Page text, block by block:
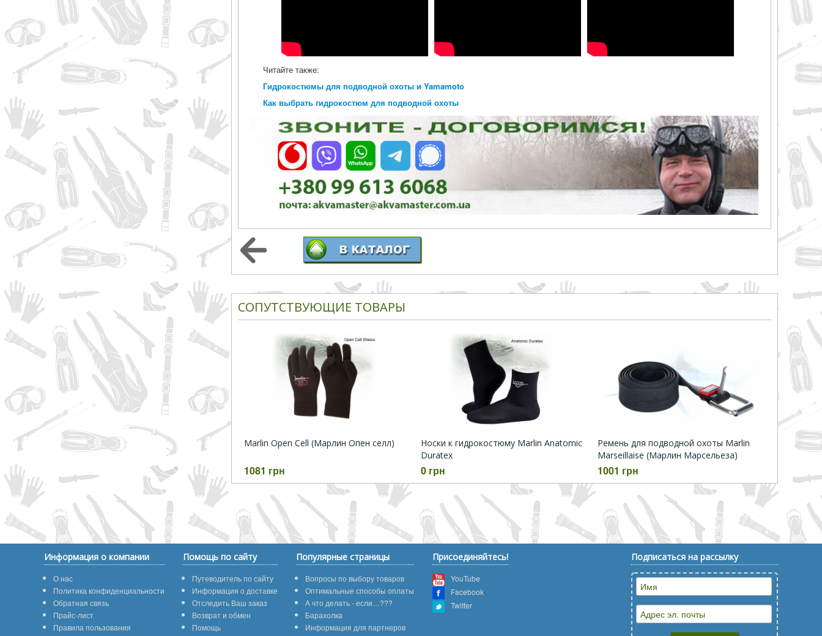
Читайте также:
Гидрокостюмы для подводной охоты и Yamamoto
Как выбрать гидрокостюм для подводной охоты
СОПУТСТВУЮЩИЕ ТОВАРЫ
Marlin Open Cell (Марлин Опен селл)
1081 грн
Носки к гидрокостюму Marlin Anatomic
Duratex
0 грн
Ремень для подводной охоты Marlin
Marseillaise (Марлин Марсельеза)
1001 грн
Информация о компании
О нас
Политика конфиденциальности
Обратная связь
Прайс-лист
Правила пользования
Помощь по сайту
Путеводитель по сайту
Информация о доставке
Отследить Ваш заказ
Возврат и обмен
Помощь
Популярные страницы
Вопросы по выбору товаров
Оптимальные способы оплаты
А что делать - если…???
Барахолка
Информация для партнеров
Присоединяйтесь!
YouTube
Facebook
Twitter
Подписаться на рассылку